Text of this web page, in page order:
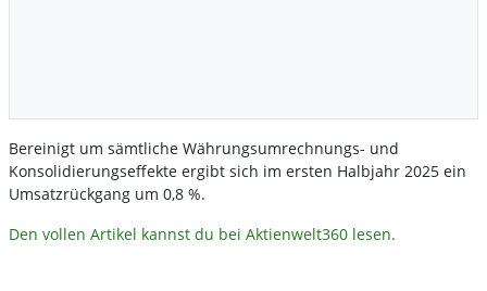
Bereinigt um sämtliche Währungsumrechnungs- und
Konsolidierungseffekte ergibt sich im ersten Halbjahr 2025 ein
Umsatzrückgang um 0,8 %.
Den vollen Artikel kannst du bei Aktienwelt360 lesen.